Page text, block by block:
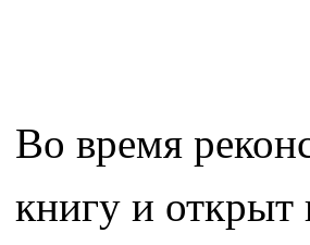
Во время
книгу и открыт